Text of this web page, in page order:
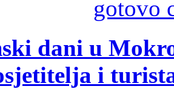
dani u
i